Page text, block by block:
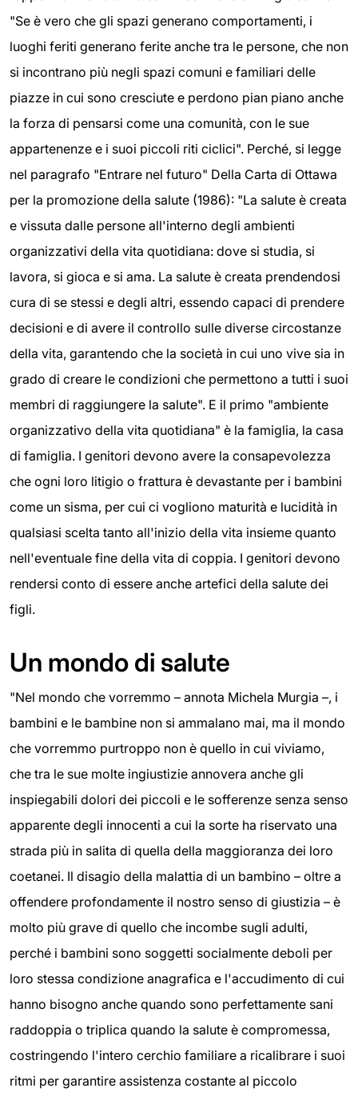
"Se è vero che gli spazi generano comportamenti, i
luoghi feriti generano ferite anche tra le persone, che non
si incontrano più negli spazi comuni e familiari delle
piazze in cui sono cresciute e perdono pian piano anche
la forza di pensarsi come una comunità, con le sue
appartenenze e i suoi piccoli riti ciclici". Perché, si legge
nel paragrafo "Entrare nel futuro" Della Carta di Ottawa
per la promozione della salute (1986): "La salute è creata
e vissuta dalle persone all'interno degli ambienti
organizzativi della vita quotidiana: dove si studia, si
lavora, si gioca e si ama. La salute è creata prendendosi
cura di se stessi e degli altri, essendo capaci di prendere
decisioni e di avere il controllo sulle diverse circostanze
della vita, garantendo che la società in cui uno vive sia in
grado di creare le condizioni che permettono a tutti i suoi
membri di raggiungere la salute". E il primo "ambiente
organizzativo della vita quotidiana" è la famiglia, la casa
di famiglia. I genitori devono avere la consapevolezza
che ogni loro litigio o frattura è devastante per i bambini
come un sisma, per cui ci vogliono maturità e lucidità in
qualsiasi scelta tanto all'inizio della vita insieme quanto
nell'eventuale fine della vita di coppia. I genitori devono
rendersi conto di essere anche artefici della salute dei
figli.
Un mondo di salute
"Nel mondo che vorremmo – annota Michela Murgia –, i
bambini e le bambine non si ammalano mai, ma il mondo
che vorremmo purtroppo non è quello in cui viviamo,
che tra le sue molte ingiustizie annovera anche gli
inspiegabili dolori dei piccoli e le sofferenze senza senso
apparente degli innocenti a cui la sorte ha riservato una
strada più in salita di quella della maggioranza dei loro
coetanei. Il disagio della malattia di un bambino – oltre a
offendere profondamente il nostro senso di giustizia – è
molto più grave di quello che incombe sugli adulti,
perché i bambini sono soggetti socialmente deboli per
loro stessa condizione anagrafica e l'accudimento di cui
hanno bisogno anche quando sono perfettamente sani
raddoppia o triplica quando la salute è compromessa,
costringendo l'intero cerchio familiare a ricalibrare i suoi
ritmi per garantire assistenza costante al piccolo